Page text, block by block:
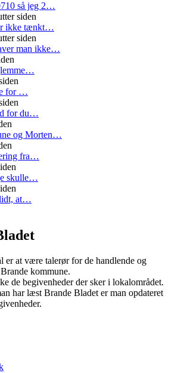
så jeg 2…
siden
ikke tænkt…
siden
man ikke…
for …
for du…
og Morten…
fra…
skulle…
at…
er at være talerør for de handlende og
kommune.
de begivenheder der sker i lokalområdet.
har læst Brande Bladet er man opdateret